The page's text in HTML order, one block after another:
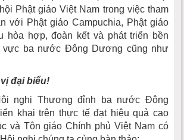
Phật giáo Việt Nam trong việc tham
với Phật giáo Campuchia, Phật giáo
hòa hợp, đoàn kết và phát triển bền
vực ba nước Đông Dương cũng như
đại biểu!
nghị Thượng đỉnh ba nước Đông
khai trên thực tế đạt hiệu quả cao
và Tôn giáo Chính phủ Việt Nam có